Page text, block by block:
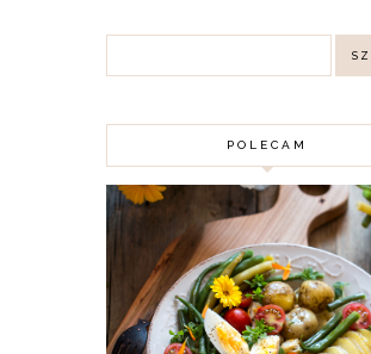
POLECAM